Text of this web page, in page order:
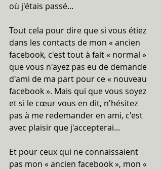
où j'étais passé...
Tout cela pour dire que si vous étiez
dans les contacts de mon « ancien
facebook, c'est tout à fait « normal »
que vous n'ayez pas eu de demande
d'ami de ma part pour ce « nouveau
facebook ». Mais qui que vous soyez
et si le cœur vous en dit, n'hésitez
pas à me redemander en ami, c'est
avec plaisir que j'accepterai...
Et pour ceux qui ne connaissaient
pas mon « ancien facebook », mon «